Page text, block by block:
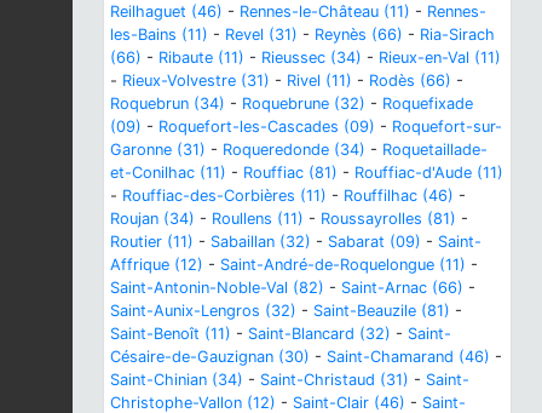
Reilhaguet (46) - Rennes-le-Château (11) - Rennes-
les-Bains (11) - Revel (31) - Reynès (66) - Ria-Sirach
(66) - Ribaute (11) - Rieussec (34) - Rieux-en-Val (11)
- Rieux-Volvestre (31) - Rivel (11) - Rodès (66) -
Roquebrun (34) - Roquebrune (32) - Roquefixade
(09) - Roquefort-les-Cascades (09) - Roquefort-sur-
Garonne (31) - Roqueredonde (34) - Roquetaillade-
et-Conilhac (11) - Rouffiac (81) - Rouffiac-d'Aude (11)
- Rouffiac-des-Corbières (11) - Rouffilhac (46) -
Roujan (34) - Roullens (11) - Roussayrolles (81) -
Routier (11) - Sabaillan (32) - Sabarat (09) - Saint-
Affrique (12) - Saint-André-de-Roquelongue (11) -
Saint-Antonin-Noble-Val (82) - Saint-Arnac (66) -
Saint-Aunix-Lengros (32) - Saint-Beauzile (81) -
Saint-Benoît (11) - Saint-Blancard (32) - Saint-
Césaire-de-Gauzignan (30) - Saint-Chamarand (46) -
Saint-Chinian (34) - Saint-Christaud (31) - Saint-
Christophe-Vallon (12) - Saint-Clair (46) - Saint-